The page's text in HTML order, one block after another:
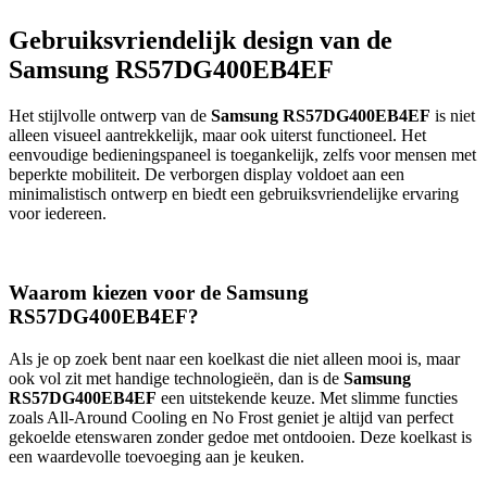
Gebruiksvriendelijk design van de
Samsung RS57DG400EB4EF
Het stijlvolle ontwerp van de Samsung RS57DG400EB4EF is niet
alleen visueel aantrekkelijk, maar ook uiterst functioneel. Het
eenvoudige bedieningspaneel is toegankelijk, zelfs voor mensen met
beperkte mobiliteit. De verborgen display voldoet aan een
minimalistisch ontwerp en biedt een gebruiksvriendelijke ervaring
voor iedereen.
Waarom kiezen voor de Samsung
RS57DG400EB4EF?
Als je op zoek bent naar een koelkast die niet alleen mooi is, maar
ook vol zit met handige technologieën, dan is de Samsung
RS57DG400EB4EF een uitstekende keuze. Met slimme functies
zoals All-Around Cooling en No Frost geniet je altijd van perfect
gekoelde etenswaren zonder gedoe met ontdooien. Deze koelkast is
een waardevolle toevoeging aan je keuken.